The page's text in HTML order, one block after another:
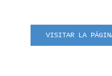
VISITAR LA